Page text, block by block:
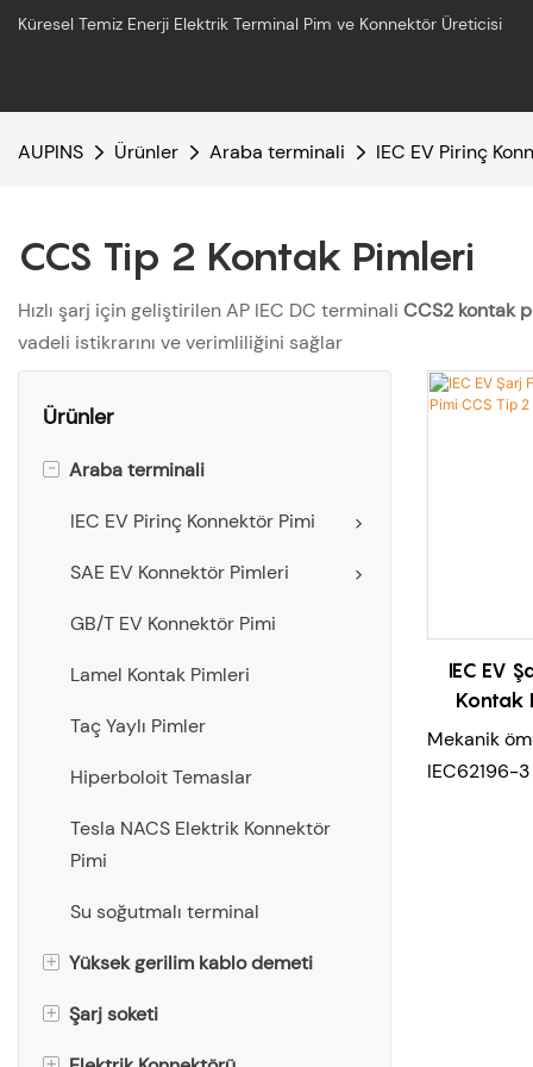
Küresel Temiz Enerji Elektrik Terminal Pim ve Konnektör Üreticisi
AUPINS Ürünler Araba terminali IEC EV Pirinç
CCS Tip 2 Kontak Pimleri
Hızlı şarj için geliştirilen AP IEC DC terminali CCS2 kontak
vadeli istikrarını ve verimliliğini sağlar
Ürünler
- Araba terminali
IEC EV Pirinç Konnektör Pimi
SAE EV Konnektör Pimleri
GB/T EV Konnektör Pimi
Lamel Kontak Pimleri
Taç Yaylı Pimler
Hiperboloit Temaslar
Tesla NACS Elektrik Konnektör
Pimi
Su soğutmalı terminal
+ Yüksek gerilim kablo demeti
AC soket kablosu（AC
+ Şarj soketi
IEC EV
Kontak
Mekanik
IEC62196-